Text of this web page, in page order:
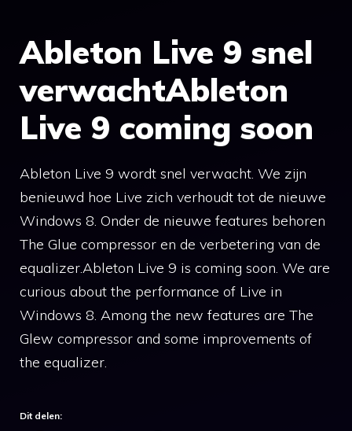
Ableton Live 9 snel
verwachtAbleton
Live 9 coming soon
Ableton Live 9 wordt snel verwacht. We zijn
benieuwd hoe Live zich verhoudt tot de nieuwe
Windows 8. Onder de nieuwe features behoren
The Glue compressor en de verbetering van de
equalizer.Ableton Live 9 is coming soon. We are
curious about the performance of Live in
Windows 8. Among the new features are The
Glew compressor and some improvements of
the equalizer.
Dit delen: